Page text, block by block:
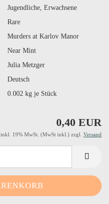
Jugendliche, Erwachsene
Rare
Murders at Karlov Manor
Near Mint
Julia Metzger
Deutsch
0.002kg je Stück
0,40 EUR
inkl. 19% MwSt. (MwSt inkl.) zzgl. Versand